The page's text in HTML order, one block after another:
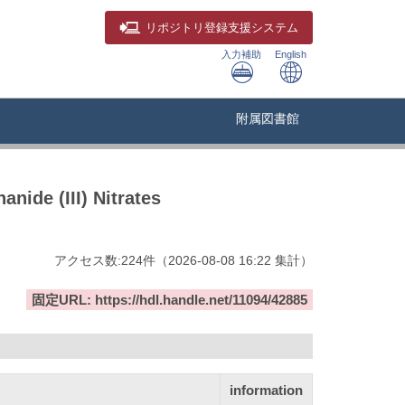
リポジトリ 登録支援システム
入力補助 English
附属図書館
(III) Nitrates
アクセス数:224件 （2026-08-08 16:22 集計）
固定URL: https://hdl.handle.net/11094/42885
information